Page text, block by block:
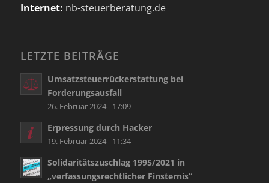
Internet: nb-steuerberatung.de
LETZTE BEITRÄGE
Umsatzsteuerrückerstattung bei
Forderungsausfall
26. Februar 2024 - 17:09
Erpressung durch Hacker
19. Februar 2024 - 11:34
Solidaritätszuschlag 1995/2021 in
„verfassungsrechtlicher Finsternis“